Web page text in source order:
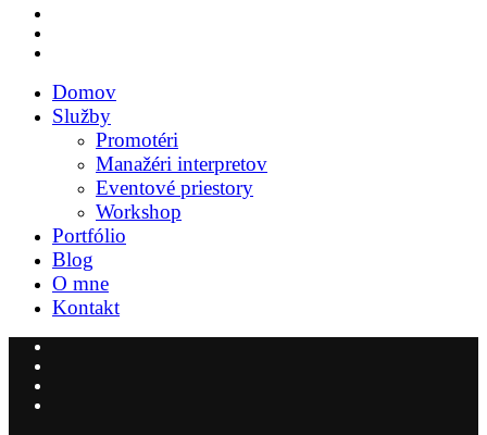
Domov
Služby
Promotéri
Manažéri interpretov
Eventové priestory
Workshop
Portfólio
Blog
O mne
Kontakt